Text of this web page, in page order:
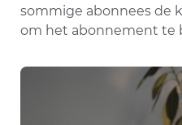
sommige abonnees de
om het abonnement te